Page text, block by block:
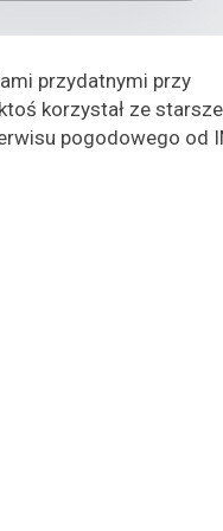
przydatnymi przy
korzystał ze
pogodowego od